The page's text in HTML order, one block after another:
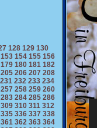
128 129 130
153 154 155 156
179 180 181 182
205 206 207 208
231 232 233 234
257 258 259 260
283 284 285 286
309 310 311 312
335 336 337 338
361 362 363 364